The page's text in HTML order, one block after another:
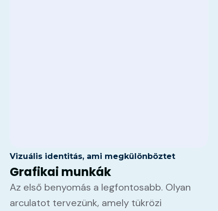
Vizuális identitás, ami megkülönböztet
Grafikai munkák
Az első benyomás a legfontosabb. Olyan
arculatot tervezünk, amely tükrözi